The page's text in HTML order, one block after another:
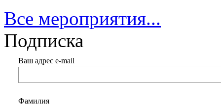
Все мероприятия...
Подписка
Ваш адрес e-mail
Фамилия